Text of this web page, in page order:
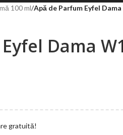
100 ml/Apă de Parfum Eyfel
Dama
gratuită!